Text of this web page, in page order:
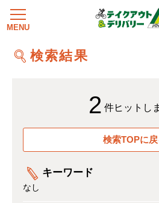
検索結果
2 件ヒットし
検索TOPに戻
キーワード
なし